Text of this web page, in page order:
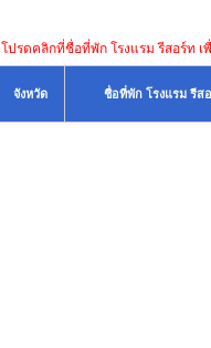
โปรดคลิกที่ชื่อที่พัก โรงแรม รีสอร์ท เ
จังหวัด ชื่อที่พัก โรงแรม รีส